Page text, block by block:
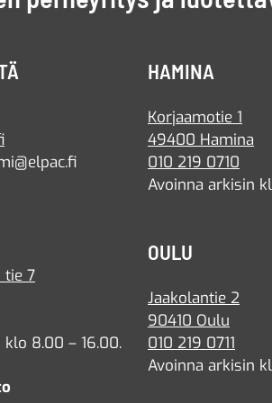
tie 7
8.00 – 16.00.
HAMINA
Korjaamotie 1
49400 Hamina
010 219 0710
Avoinna arkisin
OULU
Jaakolantie 2
90410 Oulu
010 219 0711
Avoinna arkisin